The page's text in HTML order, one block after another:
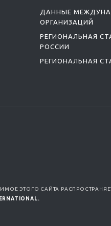
ДАННЫЕ
ОРГАНИЗАЦИЙ
РЕГИОНАЛЬНАЯ
РОССИИ
РЕГИОНАЛЬНАЯ
ЭТОГО САЙТА